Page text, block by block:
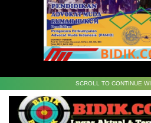
SCROLL TO CONTINUE